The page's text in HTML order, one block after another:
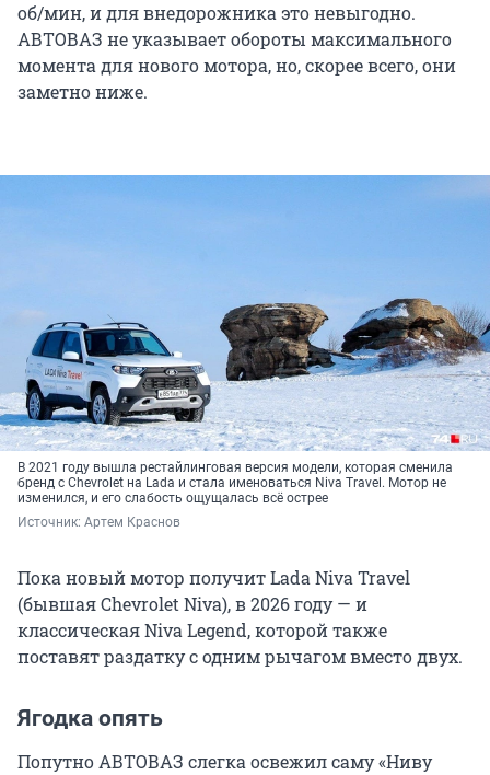
об/мин, и для внедорожника это невыгодно.
АВТОВАЗ не указывает обороты максимального
момента для нового мотора, но, скорее всего, они
заметно ниже.
В 2021 году вышла рестайлинговая версия модели, которая сменила
бренд с Chevrolet на Lada и стала именоваться Niva Travel. Мотор не
изменился, и его слабость ощущалась всё острее
Источник: Артем Краснов
Пока новый мотор получит Lada Niva Travel
(бывшая Chevrolet Niva), в 2026 году — и
классическая Niva Legend, которой также
поставят раздатку с одним рычагом вместо двух.
Ягодка опять
Попутно АВТОВАЗ слегка освежил саму «Ниву